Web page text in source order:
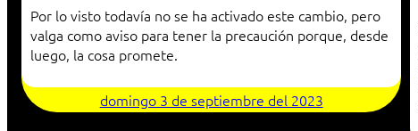
Por lo visto todavía no se ha activado este cambio, pero
valga como aviso para tener la precaución porque, desde
luego, la cosa promete.
domingo 3 de septiembre del 2023